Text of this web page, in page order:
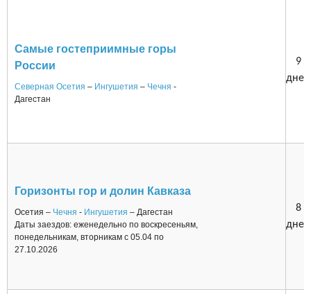
Самые гостеприимные горы
России
Северная Осетия – Ингушетия – Чечня -
Дагестан
9
дней
Горизонты гор и долин Кавказа
Осетия – Чечня - Ингушетия – Дагестан
Даты заездов: еженедельно по воскресеньям,
понедельникам, вторникам с 05.04 по
27.10.2026
8
дней